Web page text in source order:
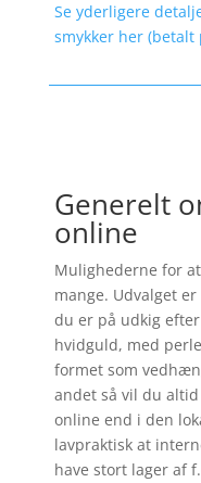
Se yderligere
smykker her (betalt
Generelt
online
Mulighederne for
mange. Udvalget
du er på udkig
hvidguld, med
formet som
andet så vil du
online end i den
lavpraktisk at
have stort lager af